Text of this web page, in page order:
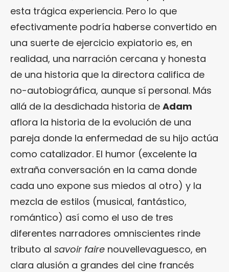
esta trágica experiencia. Pero lo que
efectivamente podría haberse convertido en
una suerte de ejercicio expiatorio es, en
realidad, una narración cercana y honesta
de una historia que la directora califica de
no-autobiográfica, aunque sí personal. Más
allá de la desdichada historia de Adam
aflora la historia de la evolución de una
pareja donde la enfermedad de su hijo actúa
como catalizador. El humor (excelente la
extraña conversación en la cama donde
cada uno expone sus miedos al otro) y la
mezcla de estilos (musical, fantástico,
romántico) así como el uso de tres
diferentes narradores omniscientes rinde
tributo al savoir faire nouvellevaguesco, en
clara alusión a grandes del cine francés